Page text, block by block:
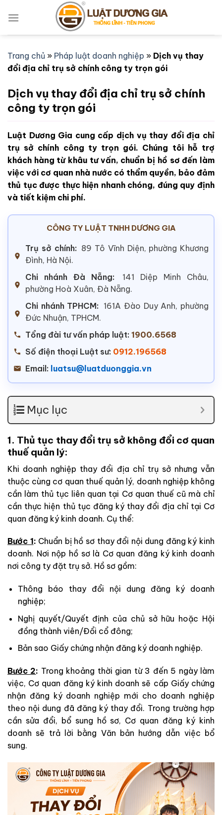
qua
Trang chủ » Pháp luật doanh nghiệp » Dịch vụ thay
đổi địa chỉ trụ sở chính công ty trọn gói
Dịch vụ thay đổi địa chỉ trụ sở chính
công ty trọn gói
Luật Dương Gia cung cấp dịch vụ thay đổi địa chỉ
trụ sở chính công ty trọn gói. Chúng tôi hỗ trợ
khách hàng từ khâu tư vấn, chuẩn bị hồ sơ đến làm
việc với cơ quan nhà nước có thẩm quyền, bảo đảm
thủ tục được thực hiện nhanh chóng, đúng quy định
và tiết kiệm chi phí.
CÔNG TY LUẬT TNHH DƯƠNG GIA
Trụ sở chính: 89 Tô Vĩnh Diện, phường Khương
Đình, Hà Nội.
Chi nhánh Đà Nẵng:
141 Diệp Minh Châu,
phường Hoà Xuân, Đà Nẵng.
Chi nhánh TPHCM: 161A Đào Duy Anh, phường
Đức Nhuận, TPHCM.
Tổng đài tư vấn pháp luật: 1900.6568
Số điện thoại Luật sư: 0912.196568
Email: luatsu@luatduonggia.vn
Mục lục
1. Thủ tục thay đổi trụ sở không đổi cơ quan
thuế quản lý:
Khi doanh nghiệp thay đổi địa chỉ trụ sở nhưng vẫn
thuộc cùng cơ quan thuế quản lý, doanh nghiệp không
cần làm thủ tục liên quan tại Cơ quan thuế cũ mà chỉ
cần thực hiện thủ tục đăng ký thay đổi địa chỉ tại Cơ
quan đăng ký kinh doanh. Cụ thể:
Bước 1: Chuẩn bị hồ sơ thay đổi nội dung đăng ký kinh
doanh. Nơi nộp hồ sơ là Cơ quan đăng ký kinh doanh
nơi công ty đặt trụ sở. Hồ sơ gồm:
Thông báo thay đổi nội dung đăng ký doanh
nghiệp;
Nghị quyết/Quyết định của chủ sở hữu hoặc Hội
đồng thành viên/Đổi cổ đông;
Bản sao Giấy chứng nhận đăng ký doanh nghiệp.
Bước 2: Trong khoảng thời gian từ 3 đến 5 ngày làm
việc, Cơ quan đăng ký kinh doanh sẽ cấp Giấy chứng
nhận đăng ký doanh nghiệp mới cho doanh nghiệp
theo nội dung đã đăng ký thay đổi. Trong trường hợp
cần sửa đổi, bổ sung hồ sơ, Cơ quan đăng ký kinh
doanh sẽ trả lời bằng Văn bản hướng dẫn việc bổ
sung.